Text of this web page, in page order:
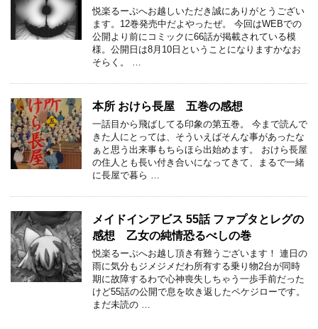
悦楽るーぷへお越しいただき誠にありがとうござい
ます。12巻発売中だよやったぜ。 今回はWEBでの
公開より前にコミックに66話が掲載されている模
様。公開日は8月10日ということになりますかなお
そらく。 …
本所 おけら長屋 五巻の感想
一話目から飛ばしてる印象の第五巻。 今まで読んで
きた人にとっては、そういえばそんな事があったな
ぁと思う出来事もちらほら出始めます。 おけら長屋
の住人とも長い付き合いになってきて、まるで一緒
に長屋で暮ら …
メイドインアビス 55話 ファプタとレグの
感想 乙女の純情恐るべしの巻
悦楽るーぷへお越し頂き有難うございます！ 連日の
雨に気分もジメジメだわ所有する乗り物2台が同時
期に故障するわで心神喪失しちゃう一歩手前だった
けど55話の公開で息を吹き返したペケジローです。
まだ未読の …